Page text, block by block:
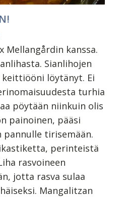
Mellangårdin kanssa.
Sianlihojen
löytänyt. Ei
turhia
pöytään niinkuin olis
painoinen, pääsi
pannulle tirisemään.
perinteistä
rasvoineen
jotta rasva sulaa
Mangalitzan